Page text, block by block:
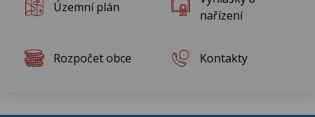
Územní plán
nařízení
Rozpočet obce Kontakty